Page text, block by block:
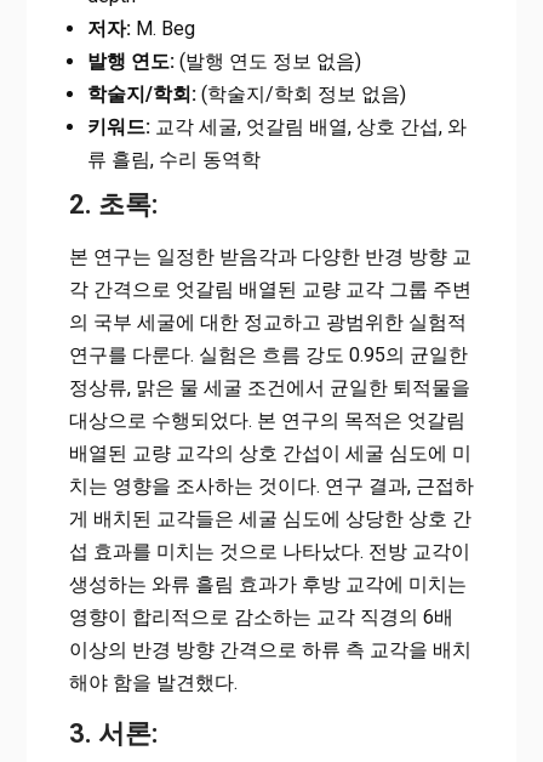
저자:M. Beg
발행 연도:(발행 연도 정보 없음)
학술지/학회:(학술지/학회 정보 없음)
키워드:교각 세굴, 엇갈림 배열, 상호 간섭, 와
류 흘림, 수리 동역학
2. 초록:
본 연구는 일정한 받음각과 다양한 반경 방향 교
각 간격으로 엇갈림 배열된 교량 교각 그룹 주변
의 국부 세굴에 대한 정교하고 광범위한 실험적
연구를 다룬다. 실험은 흐름 강도 0.95의 균일한
정상류, 맑은 물 세굴 조건에서 균일한 퇴적물을
대상으로 수행되었다. 본 연구의 목적은 엇갈림
배열된 교량 교각의 상호 간섭이 세굴 심도에 미
치는 영향을 조사하는 것이다. 연구 결과, 근접하
게 배치된 교각들은 세굴 심도에 상당한 상호 간
섭 효과를 미치는 것으로 나타났다. 전방 교각이
생성하는 와류 흘림 효과가 후방 교각에 미치는
영향이 합리적으로 감소하는 교각 직경의 6배
이상의 반경 방향 간격으로 하류 측 교각을 배치
해야 함을 발견했다.
3. 서론: